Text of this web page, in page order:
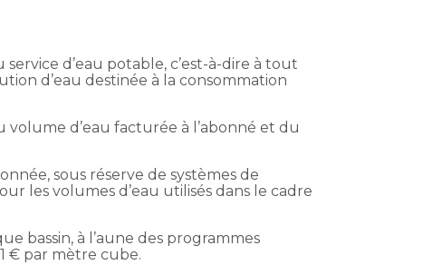
d’eau potable, c’est-à-dire à tout
d’eau destinée à la consommation
d’eau facturée à l’abonné et du
sous réserve de systèmes de
les volumes d’eau utilisés dans le cadre
bassin, à l’aune des programmes
€ par mètre cube.